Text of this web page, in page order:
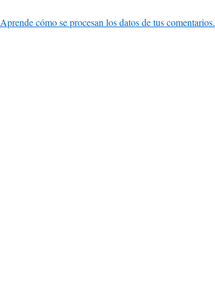
Aprende cómo se procesan los datos de tus comentarios.